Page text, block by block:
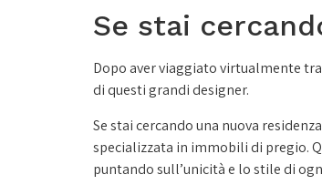
Se stai
Dopo aver viaggiato virtualmente
di questi grandi designer.
Se stai cercando una nuova
specializzata in immobili di pregio.
puntando sull’unicità e lo stile di